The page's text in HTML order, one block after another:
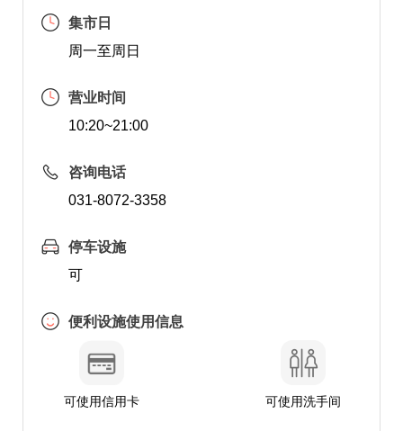
集市日
周一至周日
营业时间
10:20~21:00
咨询电话
031-8072-3358
停车设施
可
便利设施使用信息
可使用信用卡 可使用洗手间